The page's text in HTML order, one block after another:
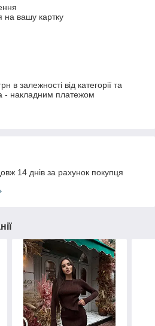
на вашу картку
в залежності від категорії та
- накладним платежом
14 днів за рахунок покупця